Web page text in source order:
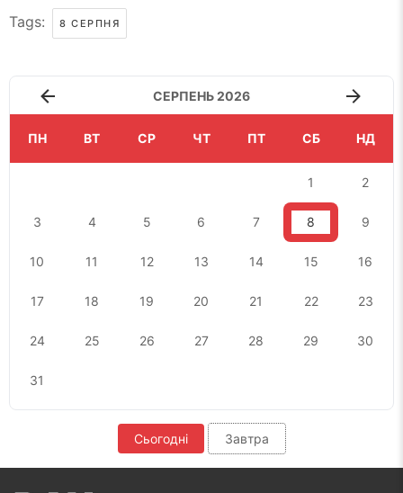
Tags: 8 СЕРПНЯ
СЕРПЕНЬ 2026
ПН ВТ СР ЧТ ПТ СБ НД
1 2
3 4 5 6 7 8 9
10 11 12 13 14 15 16
17 18 19 20 21 22 23
24 25 26 27 28 29 30
31
Сьогодні Завтра